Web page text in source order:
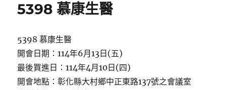
5398 慕康生醫
5398 慕康生醫
開會日期：114年6月13日(五)
最後買進日：114年4月10日(四)
開會地點：彰化縣大村鄉中正東路137號之會議室